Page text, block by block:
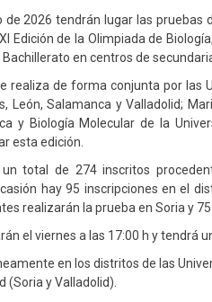
de 2026 tendrán lugar las pruebas
Edición de la Olimpiada de
en centros de
realiza de forma conjunta por las
León, Salamanca y Valladolid;
y Biología Molecular de la
esta edición.
un total de 274 inscritos
hay 95 inscripciones en el
realizarán la prueba en Soria y
el viernes a las 17:00 h y tendrá
en los distritos de las
(Soria y Valladolid).